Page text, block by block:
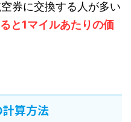
券に交換する人が多い
と1マイルあたりの価
算方法